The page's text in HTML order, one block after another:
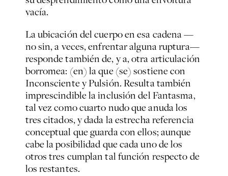
vacía.
La ubicación del cuerpo en esa cadena —
no sin, a veces, enfrentar alguna ruptura—
responde también de, y a, otra articulación
borromea: (en) la que (se) sostiene con
Inconsciente y Pulsión. Resulta también
imprescindible la inclusión del Fantasma,
tal vez como cuarto nudo que anuda los
tres citados, y dada la estrecha referencia
conceptual que guarda con ellos; aunque
cabe la posibilidad que cada uno de los
otros tres cumplan tal función respecto de
los restantes.